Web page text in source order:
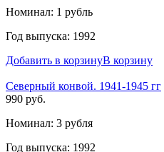
Номинал: 1 рубль
Год выпуска: 1992
Добавить в корзинуВ корзину
Северный конвой. 1941-1945 гг
990 руб.
Номинал: 3 рубля
Год выпуска: 1992